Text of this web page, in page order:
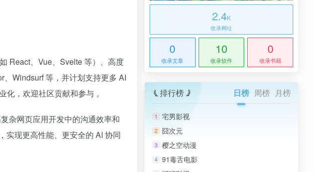
React、Vue、Svelte 等）、高度
Windsurf 等，并计划支持更多 AI
，欢迎社区贡献和参与 。
杂网页应用开发中的沟通效率和
实现更高性能、更安全的 AI 协同
2.4K
收录网址
0
收录文章
10
收录软件
0
收录书籍
排行榜 日榜 周榜 月榜
1 宅男影视
2 囧次元
3 樱之空动漫
4 91毒舌电影